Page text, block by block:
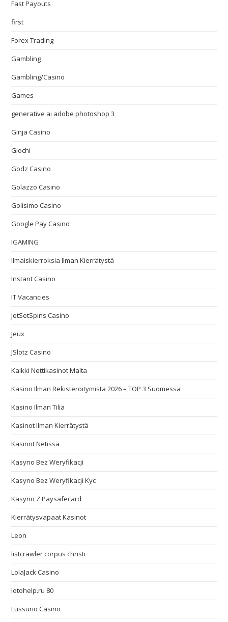
Fast Payouts
first
Forex Trading
Gambling
Gambling/Casino
Games
generative ai adobe photoshop 3
Ginja Casino
Giochi
Godz Casino
Golazzo Casino
Golisimo Casino
Google Pay Casino
IGAMING
Ilmaiskierroksia Ilman Kierrätystä
Instant Casino
IT Vacancies
JetSetSpins Casino
Jeux
JSlotz Casino
Kaikki Nettikasinot Malta
Kasino Ilman Rekisteröitymistä 2026 – TOP 3 Suomessa
Kasino Ilman Tiliä
Kasinot Ilman Kierrätystä
Kasinot Netissä
Kasyno Bez Weryfikacji
Kasyno Bez Weryfikacji Kyc
Kasyno Z Paysafecard
Kierrätysvapaat Kasinot
Leon
listcrawler corpus christi
LolaJack Casino
lotohelp.ru 80
Lussurio Casino